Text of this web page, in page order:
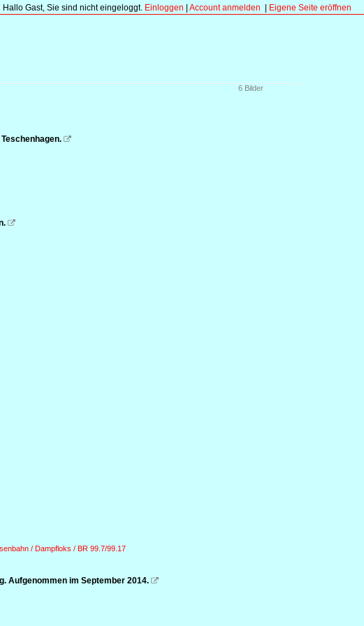
Hallo Gast, Sie sind nicht eingeloggt. Einloggen Account anmelden Eigene Seite eröffnen
6 Bilder


/ Dampfloks / BR 99.7/99.17
Aufgenommen im September 2014. 